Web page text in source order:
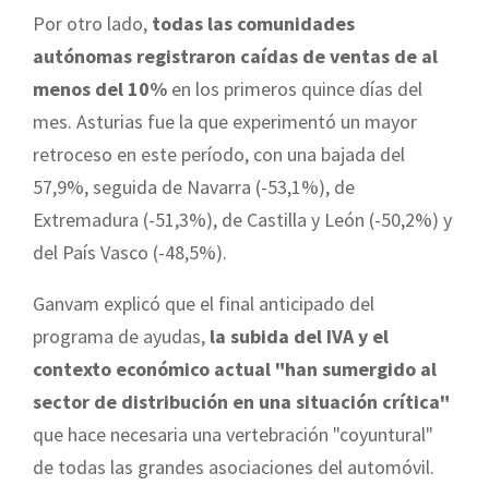
Por otro lado, todas las comunidades
autónomas registraron caídas de ventas de al
menos del 10% en los primeros quince días del
mes. Asturias fue la que experimentó un mayor
retroceso en este período, con una bajada del
57,9%, seguida de Navarra (-53,1%), de
Extremadura (-51,3%), de Castilla y León (-50,2%) y
del País Vasco (-48,5%).
Ganvam explicó que el final anticipado del
programa de ayudas, la subida del IVA y el
contexto económico actual "han sumergido al
sector de distribución en una situación crítica"
que hace necesaria una vertebración "coyuntural"
de todas las grandes asociaciones del automóvil.